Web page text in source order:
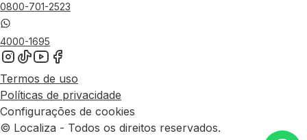
0800-701-2523
4000-1695
Termos de uso
Políticas de privacidade
Configurações de cookies
© Localiza - Todos os direitos reservados.